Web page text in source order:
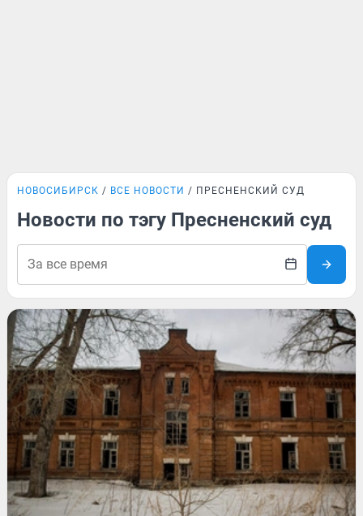
НОВОСИБИРСК ВСЕ НОВОСТИ ПРЕСНЕНСКИЙ СУД
Новости по тэгу Пресненский суд